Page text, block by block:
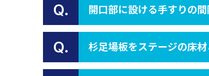
Q. 開口部に設ける手すりの
Q. 杉足場板をステージの床